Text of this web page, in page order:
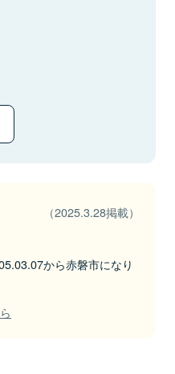
（2025.3.28掲載）
から赤磐市になり